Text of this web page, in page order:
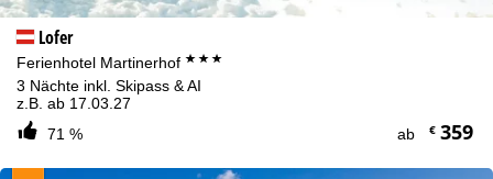
Lofer
Ferienhotel Martinerhof ***
3 Nächte inkl. Skipass & AI
z.B. ab 17.03.27
71 %
ab €359